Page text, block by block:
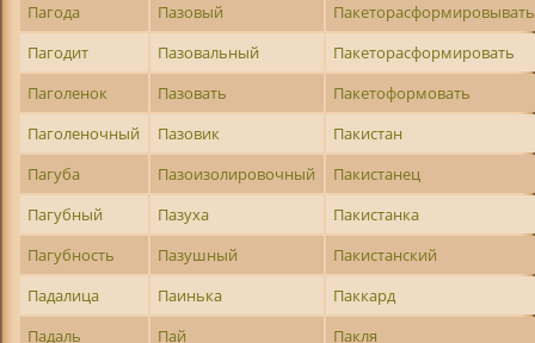
Пагода
Пазовый
Пакеторасформировывать
Пагодит
Пазовальный
Пакеторасформировать
Паголенок
Пазовать
Пакетоформовать
Паголеночный
Пазовик
Пакистан
Пагуба
Пазоизолировочный
Пакистанец
Пагубный
Пазуха
Пакистанка
Пагубность
Пазушный
Пакистанский
Падалица
Паинька
Паккард
Падаль
Пай
Пакля